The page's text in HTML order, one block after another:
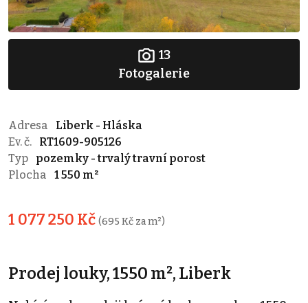
13
Fotogalerie
Adresa
Liberk - Hláska
Ev. č.
RT1609-905126
Typ
pozemky - trvalý travní porost
Plocha
1 550 m²
1 077 250 Kč (695 Kč za m²)
Prodej louky, 1550 m², Liberk